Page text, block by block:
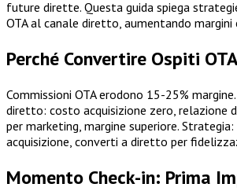
future dirette. Questa guida spiega
OTA al canale diretto, aumentando margini
Perché Convertire Ospiti
Commissioni OTA erodono 15-25%
diretto: costo acquisizione zero, relazione
per marketing, margine superiore. Strategia:
acquisizione, converti a diretto per
Momento Check-in: Prima